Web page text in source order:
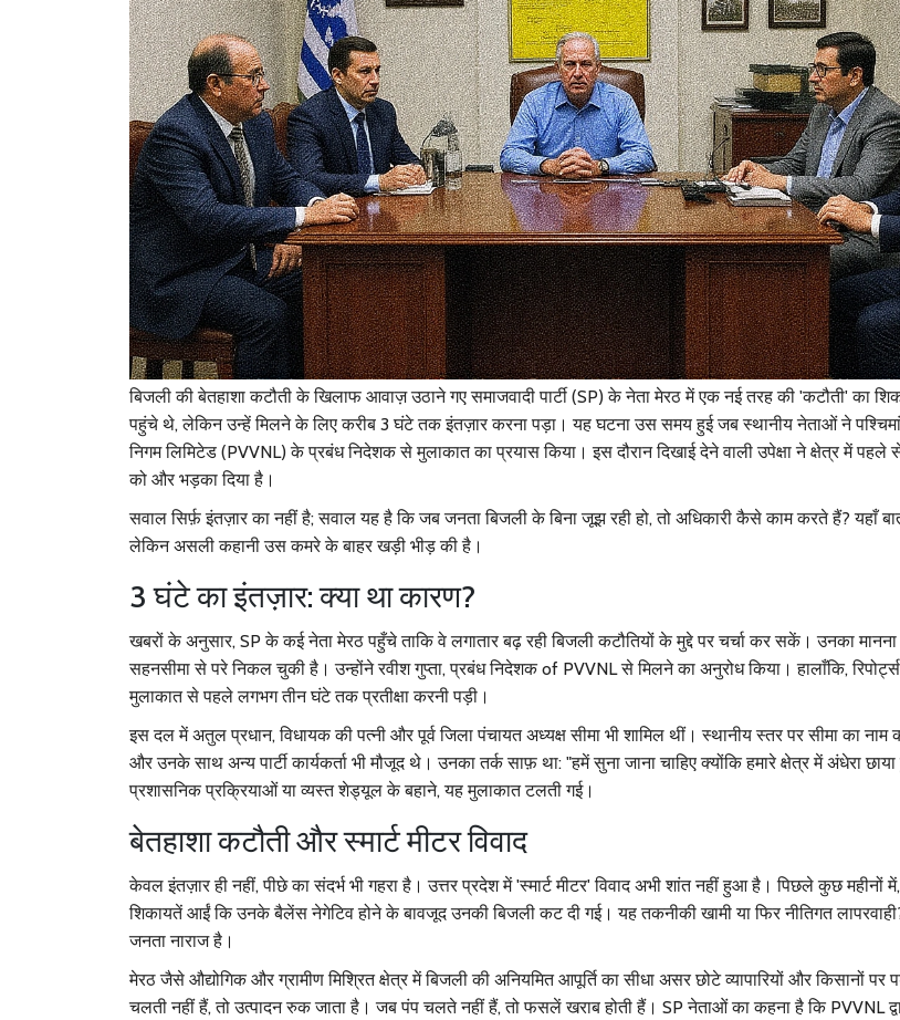
बिजली की बेतहाशा कटौती के खिलाफ आवाज़ उठाने गएसमाजवादी पार्टी (SP) के नेता मेरठ में एक नई तरह की 'कटौती' का
पहुंचे थे, लेकिन उन्हें मिलने के लिए करीब 3 घंटे तक इंतज़ार करना पड़ा। यह घटना उस समय हुई जब स्थानीय नेताओं ने
निगम लिमिटेड (PVVNL) के प्रबंध निदेशक से मुलाकात का प्रयास किया। इस दौरान दिखाई देने वाली उपेक्षा ने क्षेत्र में पहले से
को और भड़का दिया है।
सवाल सिर्फ़ इंतज़ार का नहीं है; सवाल यह है कि जब जनता बिजली के बिना जूझ रही हो, तो अधिकारी कैसे काम करते हैं? यहाँ
लेकिन असली कहानी उस कमरे के बाहर खड़ी भीड़ की है।
3 घंटे का इंतज़ार: क्या था कारण?
खबरों के अनुसार, SP के कई नेता मेरठ पहुँचे ताकि वे लगातार बढ़ रही बिजली कटौतियों के मुद्दे पर चर्चा कर सकें। उनका
सहनसीमा से परे निकल चुकी है। उन्होंनेरवीश गुप्ता,प्रबंध निदेशकof PVVNLसे मिलने का अनुरोध किया। हालाँकि,
मुलाकात से पहले लगभग तीन घंटे तक प्रतीक्षा करनी पड़ी।
इस दल मेंअतुल प्रधान,विधायककी पत्नी और पूर्व जिला पंचायत अध्यक्षसीमा भी शामिल थीं। स्थानीय स्तर पर सीमा का नाम
और उनके साथ अन्य पार्टी कार्यकर्ता भी मौजूद थे। उनका तर्क साफ़ था: "हमें सुना जाना चाहिए क्योंकि हमारे क्षेत्र में अंधेरा
प्रशासनिक प्रक्रियाओं या व्यस्त शेड्यूल के बहाने, यह मुलाकात टलती गई।
बेतहाशा कटौती और स्मार्ट मीटर विवाद
केवल इंतज़ार ही नहीं, पीछे का संदर्भ भी गहरा है। उत्तर प्रदेश में 'स्मार्ट मीटर' विवाद अभी शांत नहीं हुआ है। पिछले कुछ महीनों
शिकायतें आईं कि उनके बैलेंस नेगेटिव होने के बावजूद उनकी बिजली कट दी गई। यह तकनीकी खामी या फिर नीतिगत लापरवाही?
जनता नाराज है।
मेरठ जैसे औद्योगिक और ग्रामीण मिश्रित क्षेत्र में बिजली की अनियमित आपूर्ति का सीधा असर छोटे व्यापारियों और किसानों
चलती नहीं हैं, तो उत्पादन रुक जाता है। जब पंप चलते नहीं हैं, तो फसलें खराब होती हैं। SP नेताओं का कहना है कि PVVNL